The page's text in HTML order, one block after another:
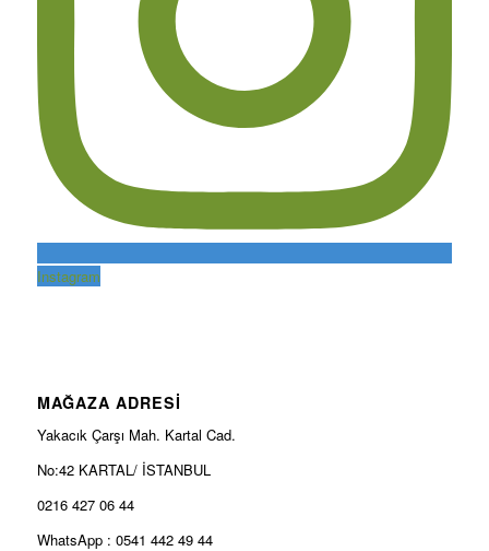
Instagram
MAĞAZA ADRESİ
Yakacık Çarşı Mah. Kartal Cad.
No:42 KARTAL/ İSTANBUL
0216 427 06 44
WhatsApp : 0541 442 49 44